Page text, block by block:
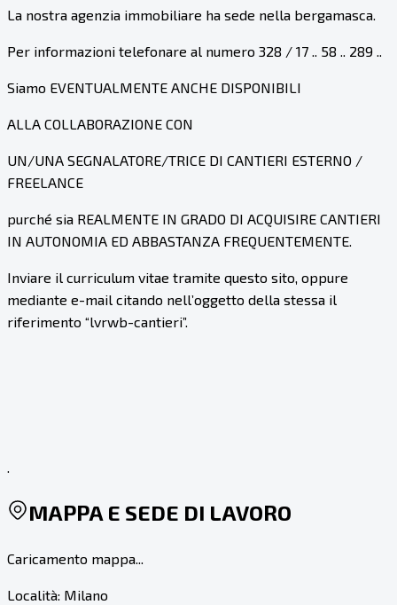
La nostra agenzia immobiliare ha sede nella bergamasca.
Per informazioni telefonare al numero 328 / 17 .. 58 .. 289 ..
Siamo EVENTUALMENTE ANCHE DISPONIBILI
ALLA COLLABORAZIONE CON
UN/UNA SEGNALATORE/TRICE DI CANTIERI ESTERNO /
FREELANCE
purché sia REALMENTE IN GRADO DI ACQUISIRE CANTIERI
IN AUTONOMIA ED ABBASTANZA FREQUENTEMENTE.
Inviare il curriculum vitae tramite questo sito, oppure
mediante e-mail citando nell’oggetto della stessa il
riferimento “lvrwb-cantieri”.
.
MAPPA E SEDE DI LAVORO
Caricamento mappa...
Località: Milano